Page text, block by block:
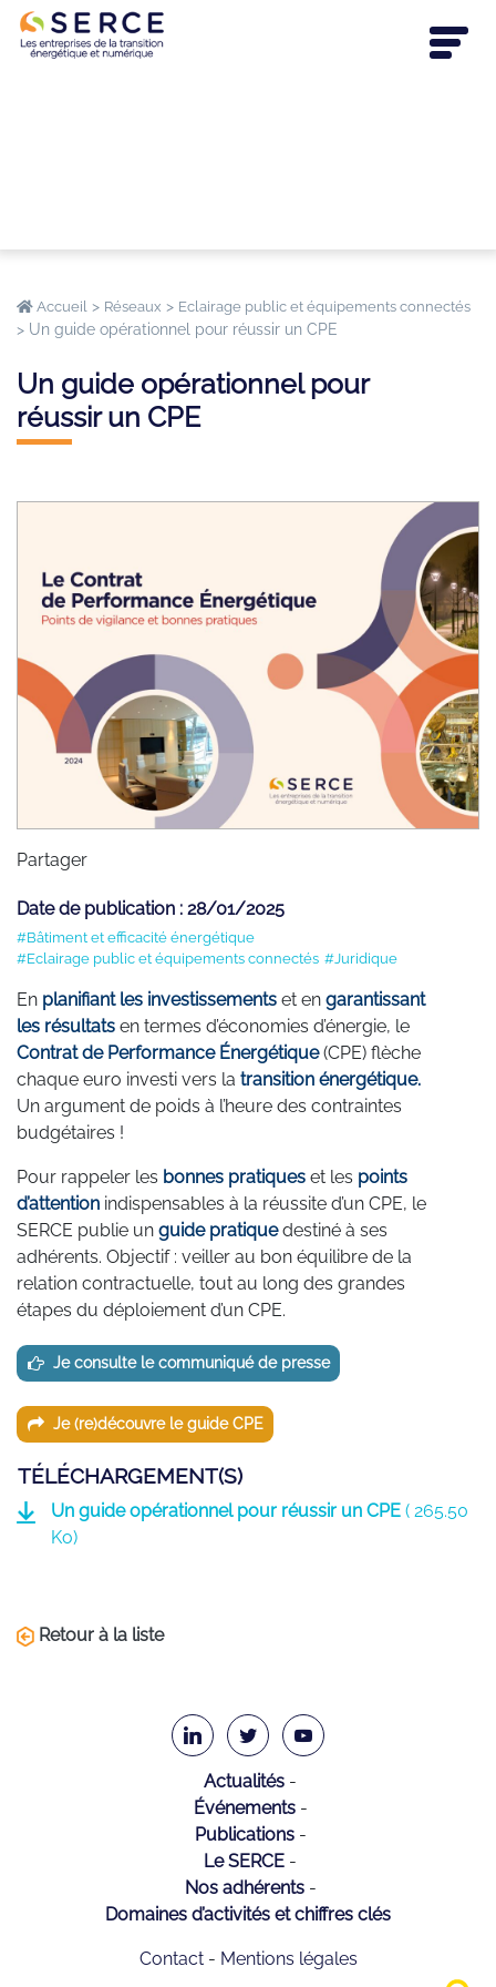
Accueil > Réseaux > Eclairage public et équipements connectés
> Un guide opérationnel pour réussir un CPE
Un guide opérationnel pour
réussir un CPE
Partager
Date de publication : 28/01/2025
#Bâtiment et efficacité énergétique
#Eclairage public et équipements connectés #Juridique
En planifiant les investissements et en garantissant
les résultats en termes d’économies d’énergie, le
Contrat de Performance Énergétique (CPE) flèche
chaque euro investi vers la transition énergétique.
Un argument de poids à l’heure des contraintes
budgétaires !
Pour rappeler les bonnes pratiques et les points
d’attention indispensables à la réussite d’un CPE, le
SERCE publie un guide pratiquedestiné à ses
adhérents. Objectif : veiller au bon équilibre de la
relation contractuelle, tout au long des grandes
étapes du déploiement d’un CPE.
Je consulte le communiqué de presse
Je (re)découvre le guide CPE
TÉLÉCHARGEMENT(S)
Un guide opérationnel pour réussir un CPE ( 265.50
Ko)
Retour à la liste
Actualités
Événements
Publications
Le SERCE
Nos adhérents
Domaines d’activités et chiffres clés
Contact Mentions légales